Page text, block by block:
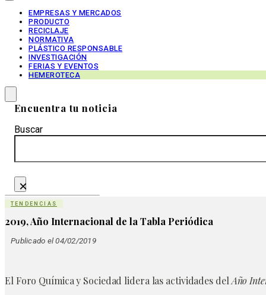
EMPRESAS Y MERCADOS
PRODUCTO
RECICLAJE
NORMATIVA
PLÁSTICO RESPONSABLE
INVESTIGACIÓN
FERIAS Y EVENTOS
HEMEROTECA
Encuentra tu noticia
Buscar
×
TENDENCIAS
2019, Año Internacional de la Tabla Periódica
Publicado el 04/02/2019
El Foro Química y Sociedad lidera las actividades delAño